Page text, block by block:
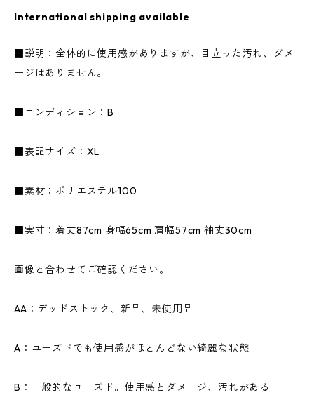
International shipping available
■説明：全体的に使用感がありますが、目立った汚れ、ダメ
ージはありません。
■コンディション：B
■表記サイズ：XL
■素材：ポリエステル100
■実寸：着丈87cm 身幅65cm 肩幅57cm 袖丈30cm
画像と合わせてご確認ください。
AA：デッドストック、新品、未使用品
A：ユーズドでも使用感がほとんどない綺麗な状態
B：一般的なユーズド。使用感とダメージ、汚れがある